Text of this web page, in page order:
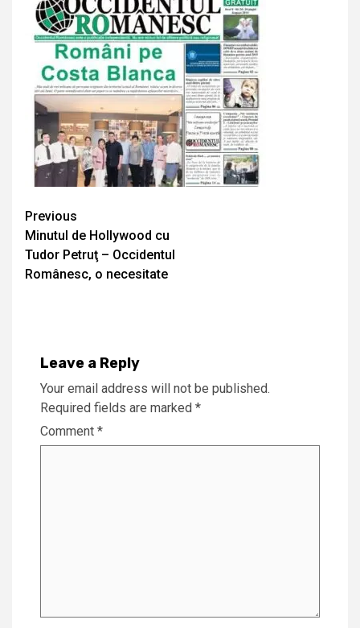
Continue
Reading
Previous
Minutul de Hollywood cu
Tudor Petruţ – Occidentul
Românesc, o necesitate
Leave a Reply
Your email address will not be published.
Required fields are marked *
Comment *